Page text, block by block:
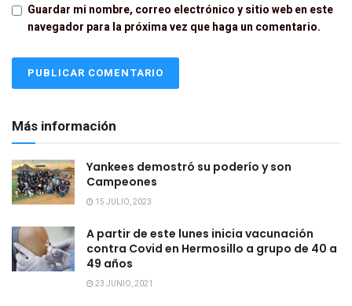
Guardar mi nombre, correo electrónico y sitio web en este
navegador para la próxima vez que haga un comentario.
Más información
Yankees demostró su poderío y son
Campeones
15 JULIO, 2023
A partir de este lunes inicia vacunación
contra Covid en Hermosillo a grupo de 40 a
49 años
23 JUNIO, 2021